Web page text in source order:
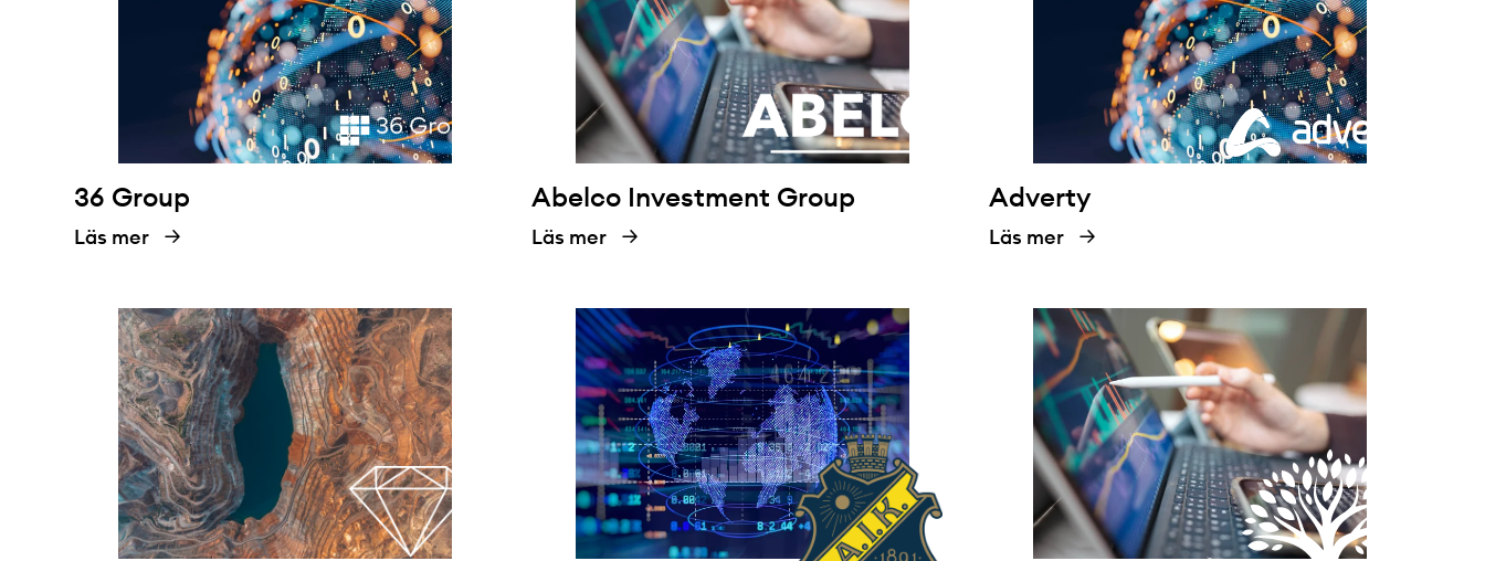
36 Group
Läs mer
Abelco Investment Group
Läs mer
Adverty
Läs mer